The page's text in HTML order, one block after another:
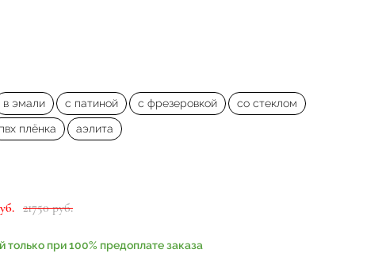
в эмали с патиной с фрезеровкой
со стеклом
пвх плёнка аэлита
21750 руб.
только при 100% предоплате заказа